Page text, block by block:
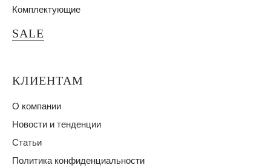
Комплектующие
SALE
КЛИЕНТАМ
О компании
Новости и тенденции
Статьи
Политика конфиденциальности